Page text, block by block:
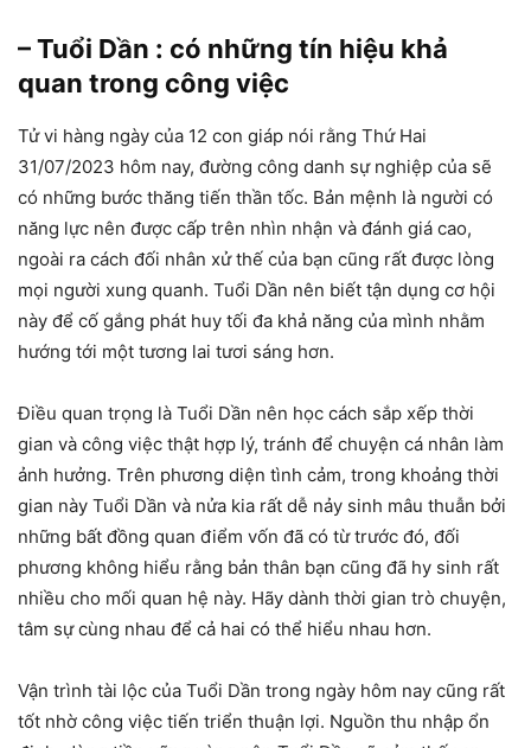
– Tuổi Dần : có những tín hiệu khả
quan trong công việc
Tử vi hàng ngày của 12 con giáp nói rằng Thứ Hai
31/07/2023 hôm nay, đường công danh sự nghiệp của sẽ
có những bước thăng tiến thần tốc. Bản mệnh là người có
năng lực nên được cấp trên nhìn nhận và đánh giá cao,
ngoài ra cách đối nhân xử thế của bạn cũng rất được lòng
mọi người xung quanh. Tuổi Dần nên biết tận dụng cơ hội
này để cố gắng phát huy tối đa khả năng của mình nhằm
hướng tới một tương lai tươi sáng hơn.
Điều quan trọng là Tuổi Dần nên học cách sắp xếp thời
gian và công việc thật hợp lý, tránh để chuyện cá nhân làm
ảnh hưởng. Trên phương diện tình cảm, trong khoảng thời
gian này Tuổi Dần và nửa kia rất dễ nảy sinh mâu thuẫn bởi
những bất đồng quan điểm vốn đã có từ trước đó, đối
phương không hiểu rằng bản thân bạn cũng đã hy sinh rất
nhiều cho mối quan hệ này. Hãy dành thời gian trò chuyện,
tâm sự cùng nhau để cả hai có thể hiểu nhau hơn.
Vận trình tài lộc của Tuổi Dần trong ngày hôm nay cũng rất
tốt nhờ công việc tiến triển thuận lợi. Nguồn thu nhập ổn